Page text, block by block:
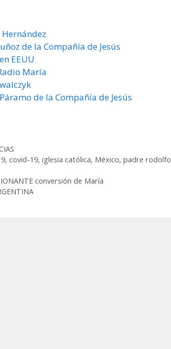
de la Compañía de Jesús
EEUU
María
de la Compañía de Jesús
,covid-19,iglesia católica, México,padre rodolfo
conversión de María